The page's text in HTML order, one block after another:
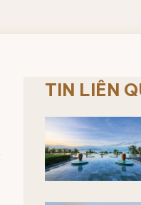
TIN LIÊN